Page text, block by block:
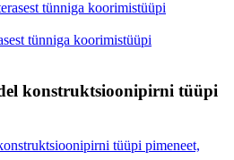
tünniga koorimistüüpi
konstruktsioonipirni tüüpi